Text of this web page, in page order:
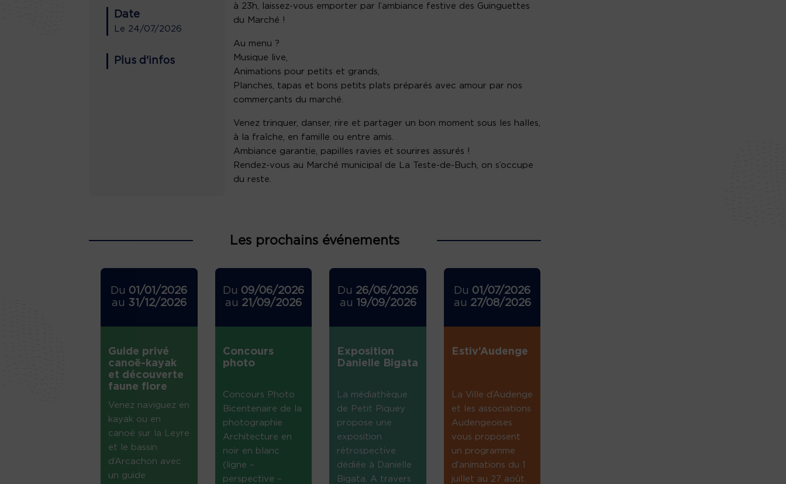
Date
Le 24/07/2026
Plus d'infos
à 23h, laissez-vous emporter par l’ambiance festive des Guinguettes
du Marché !
Au menu ?
Musique live,
Animations pour petits et grands,
Planches, tapas et bons petits plats préparés avec amour par nos
commerçants du marché.
Venez trinquer, danser, rire et partager un bon moment sous les halles,
à la fraîche, en famille ou entre amis.
Ambiance garantie, papilles ravies et sourires assurés !
Rendez-vous au Marché municipal de La Teste-de-Buch, on s’occupe
du reste.
Les prochains événements
Du 01/01/2026
au 31/12/2026
Guide privé
canoë-kayak
et découverte
faune flore
Venez naviguez en
kayak ou en
canoë sur la Leyre
et le bassin
d’Arcachon avec
un guide
Du 09/06/2026
au 21/09/2026
Concours
photo
Concours Photo
Bicentenaire de la
photographie
Architecture en
noir en blanc
(ligne –
perspective –
Du 26/06/2026
au 19/09/2026
Exposition
Danielle Bigata
La médiathèque
de Petit Piquey
propose une
exposition
rétrospective
dédiée à Danielle
Bigata. A travers
Du 01/07/2026
au 27/08/2026
Estiv’Audenge
La Ville d’Audenge
et les associations
Audengeoises
vous proposent
un programme
d’animations du 1
juillet au 27 août.